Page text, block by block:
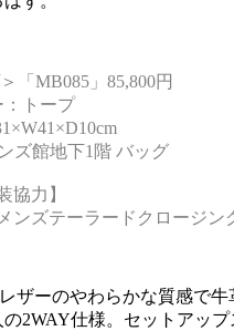
＞「MB085」85,800円
：トープ
ズ館地下1階 バッグ
協力】
ンズテーラードクロージン
ーのやわらかな質感で
2WAY仕様。セットアッ